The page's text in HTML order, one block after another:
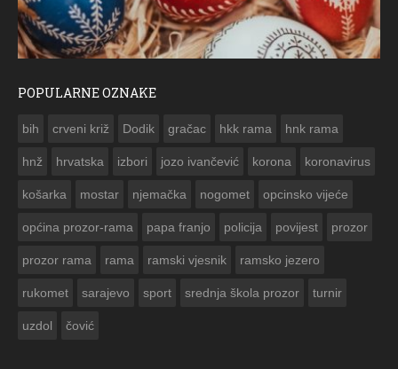
POPULARNE OZNAKE
bih crveni križ Dodik gračac hkk rama hnk rama
hnž hrvatska izbori jozo ivančević korona koronavirus
košarka mostar njemačka nogomet opcinsko vijeće
općina prozor-rama papa franjo policija povijest prozor
prozor rama rama ramski vjesnik ramsko jezero
rukomet sarajevo sport srednja škola prozor turnir
uzdol čović